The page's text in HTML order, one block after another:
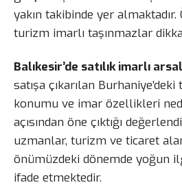
yakın takibinde yer
turizm imarlı taşınmazlar
Balıkesir’de satılık imarlı
satışa çıkarılan Burhaniye’deki
konumu ve imar özellikleri
açısından öne çıktığı
uzmanlar, turizm ve ticaret
önümüzdeki dönemde yoğun
ifade etmektedir.